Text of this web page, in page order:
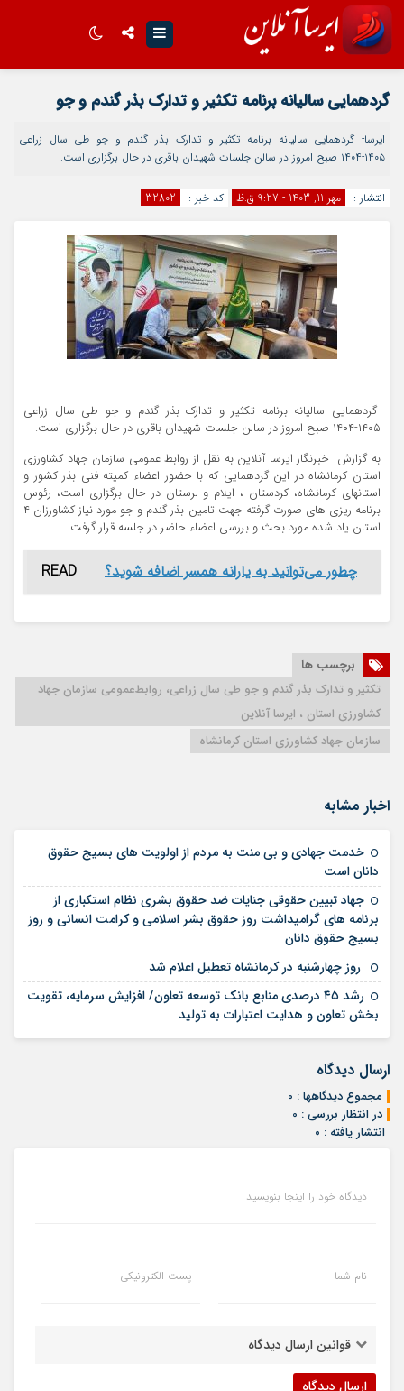
اپلیکیشن
گردهمایی سالیانه برنامه تکثیر و تدارک بذر گندم و جو
ایرسا- گردهمایی سالیانه برنامه تکثیر و تدارک بذر گندم و جو طی سال زراعی
۱۴۰۵-۱۴۰۴ صبح امروز در سالن جلسات شهیدان باقری در حال برگزاری است.
انتشار : مهر 11, 1403 - 9:27 ق.ظ کد خبر : 32802
گردهمایی سالیانه برنامه تکثیر و تدارک بذر گندم و جو طی سال زراعی
۱۴۰۵-۱۴۰۴ صبح امروز در سالن جلسات شهیدان باقری در حال برگزاری است.
به گزارش خبرنگار ایرسا آنلاین به نقل از روابط عمومی سازمان جهاد کشاورزی
استان کرمانشاه در این گردهمایی که با حضور اعضاء کمیته فنی بذر کشور و
استانهای کرمانشاه، کردستان ، ایلام و لرستان در حال برگزاری است، رئوس
برنامه ریزی های صورت گرفته جهت تامین بذر گندم و جو مورد نیاز کشاورزان ۴
استان یاد شده مورد بحث و بررسی اعضاء حاضر در جلسه قرار گرفت.
READ چطور می‌توانید به یارانه همسر اضافه شوید؟
برچسب ها
تکثیر و تدارک بذر گندم و جو طی سال زراعی، روابط‌عمومی سازمان جهاد
کشاورزی استان ، ایرسا آنلاین
سازمان جهاد کشاورزی استان کرمانشاه
اخبار مشابه
خدمت جهادی و بی منت به مردم از اولویت های بسیج حقوق
دانان است
جهاد تبیین حقوقی جنایات ضد حقوق بشری نظام استکباری از
برنامه های گرامیداشت روز حقوق بشر اسلامی و کرامت انسانی و روز
بسیج حقوق دانان
روز چهارشنبه در کرمانشاه تعطیل اعلام شد
رشد ۴۵ درصدی منابع بانک توسعه تعاون/ افزایش سرمایه، تقویت
بخش تعاون و هدایت اعتبارات به تولید
ارسال دیدگاه
مجموع دیدگاهها : 0
در انتظار بررسی : 0
انتشار یافته : ۰
دیدگاه خود را اینجا بنویسید
نام شما پست الکترونیکی
قوانین ارسال دیدگاه